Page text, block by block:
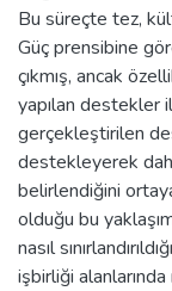
Bu süreçte tez,
Güç prensibine
çıkmış, ancak
yapılan destekler
gerçekleştirilen
destekleyerek
belirlendiğini
olduğu bu
nasıl
işbirliği